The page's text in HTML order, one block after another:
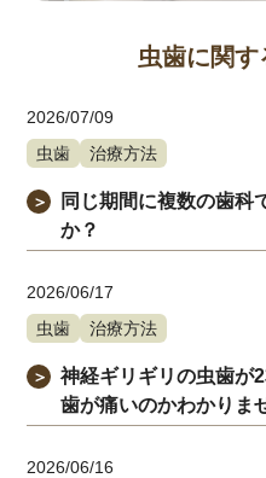
虫歯に関
2026/07/09
虫歯
治療方法
＞
同じ期間に複数の歯科
か？
2026/06/17
虫歯
治療方法
＞
神経ギリギリの虫歯が
歯が痛いのかわかりま
2026/06/16